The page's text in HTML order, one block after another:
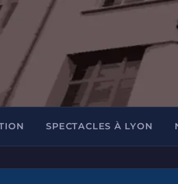
SPECTACLES À LYON